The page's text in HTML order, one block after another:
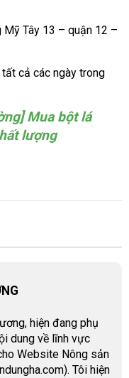
Tây 13 – quận 12 –
cả các ngày trong
Mua bột lá
lượng
hiện đang phụ
dung về lĩnh vực
Website Nông sản
Tôi hiện